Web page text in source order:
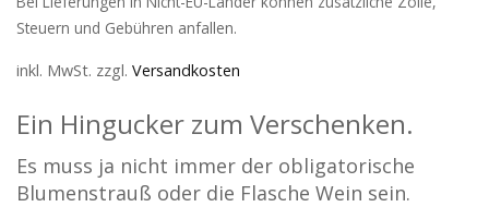
Steuern und Gebühren anfallen.
inkl. MwSt. zzgl. Versandkosten
Ein Hingucker zum Verschenken.
Es muss ja nicht immer der obligatorische
Blumenstrauß oder die Flasche Wein sein.